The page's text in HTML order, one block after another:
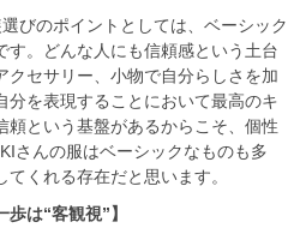
びのポイントとしては、ベーシック
す。どんな人にも信頼感という土台
クセサリー、小物で自分らしさを加
分を表現することにおいて最高のキ
頼という基盤があるからこそ、個性
さんの服はベーシックなものも多
くれる存在だと思います。
は“客観視”】